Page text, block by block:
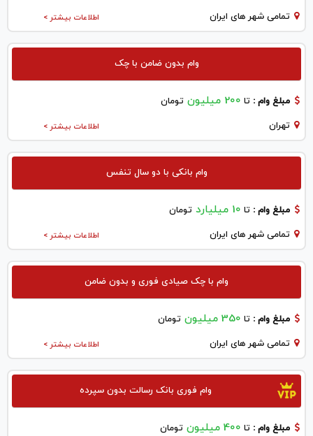
اطلاعات بیشتر > تمامی شهر های ایران
وام بدون ضامن با چک
مبلغ وام : تا 200 میلیون تومان
اطلاعات بیشتر > تهران
وام بانکی با دو سال تنفس
مبلغ وام : تا 10 میلیارد تومان
اطلاعات بیشتر > تمامی شهر های ایران
وام با چک صیادی فوری و بدون ضامن
مبلغ وام : تا 350 میلیون تومان
اطلاعات بیشتر > تمامی شهر های ایران
وام فوری بانک رسالت بدون سپرده
مبلغ وام : تا 400 میلیون تومان